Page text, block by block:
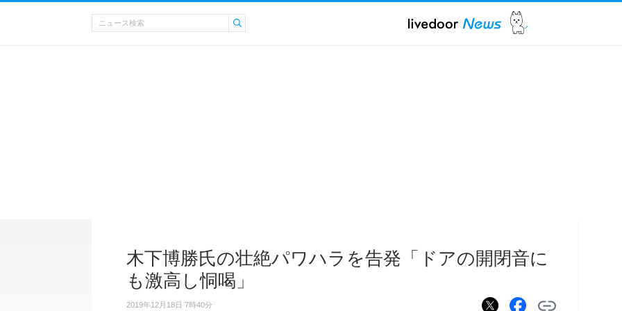
木下博勝氏の壮絶パワハラを告発「ドアの開閉音に
も激高し恫喝」
2019年12月18日 7時40分